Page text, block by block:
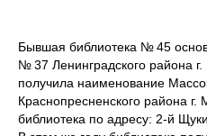
Бывшая библиотека № 45
№ 37 Ленинградского района
получила наименование
Краснопресненского района г.
библиотека по адресу: 2-й